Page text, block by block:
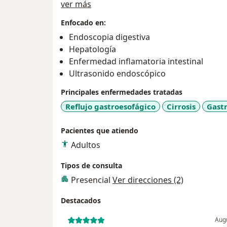
complejas, así como diagnóstico y tratamiento
Gastroenterología, en constante actualización médica para ofrecer a los
pacientes una atención de calidad, con
ver más
Enfocado en:
Endoscopia digestiva
Hepatología
Enfermedad inflamatoria intestinal
Ultrasonido endoscópico
Principales enfermedades tratadas
Reflujo gastroesofágico Cirrosis
Pacientes que atiendo
Adultos
Tipos de consulta
Presencial Ver direcciones (2)
Destacados